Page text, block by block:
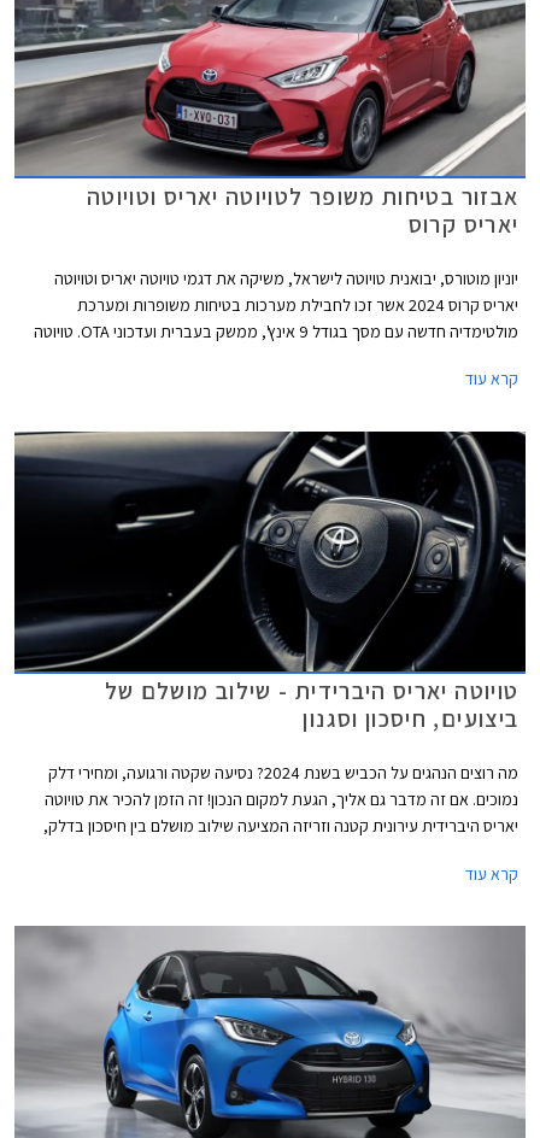
אבזור בטיחות משופר לטויוטה יאריס וטויוטה
יאריס קרוס
יוניון מוטורס, יבואנית טויוטה לישראל, משיקה את דגמי טויוטה יאריס וטויוטה
יאריס קרוס 2024 אשר זכו לחבילת מערכות בטיחות משופרות ומערכת
מולטימדיה חדשה עם מסך בגודל 9 אינץ', ממשק בעברית ועדכוני OTA. טויוטה
יותר והפחתת רטט בתא הנוסעים. בניגוד לשוק האירופאי בו משווקים שני הדגמים
יחידת הנעה היברידית בהספק 116 כ"ס כמו בדגמים המוחלפים.
קרא עוד
טויוטה יאריס היברידית - שילוב מושלם של
ביצועים, חיסכון וסגנון
מה רוצים הנהגים על הכביש בשנת 2024? נסיעה שקטה ורגועה, ומחירי דלק
נמוכים. אם זה מדבר גם אליך, הגעת למקום הנכון! זה הזמן להכיר את טויוטה
יאריס היברידית עירונית קטנה וזריזה המציעה שילוב מושלם בין חיסכון בדלק,
שקטה וחסכונית המפחיתה באופן משמעותי את פליטת המזהמים. כי אם כבר
קרא עוד